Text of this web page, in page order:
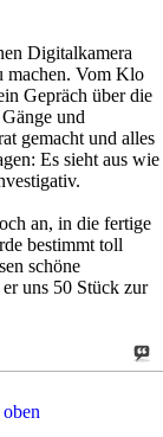
Digitalkamera
machen. Vom Klo
Gepräch über die
und
gemacht und alles
Es sieht aus wie
an, in die fertige
bestimmt toll
schöne
uns 50 Stück zur